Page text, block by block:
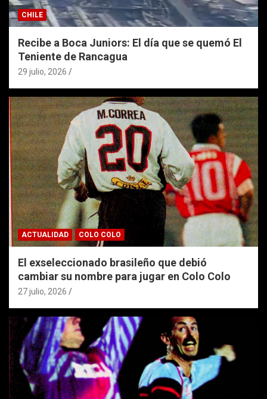
CHILE
Recibe a Boca Juniors: El día que se quemó El
Teniente de Rancagua
29 julio, 2026
ACTUALIDAD COLO COLO
El exseleccionado brasileño que debió
cambiar su nombre para jugar en Colo Colo
27 julio, 2026